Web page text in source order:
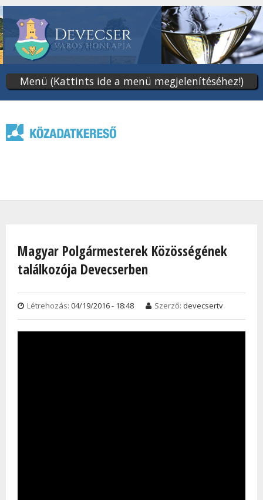
tartalomra
Menü (Kattints ide a menü megjelenítéséhez!)
Magyar Polgármesterek Közösségének
találkozója Devecserben
Létrehozás: 04/19/2016 - 18:48 Szerző: devecsertv